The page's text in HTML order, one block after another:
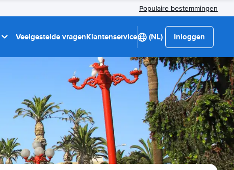
Populaire bestemmingen
Veelgestelde vragenKlantenservice (NL) Inloggen